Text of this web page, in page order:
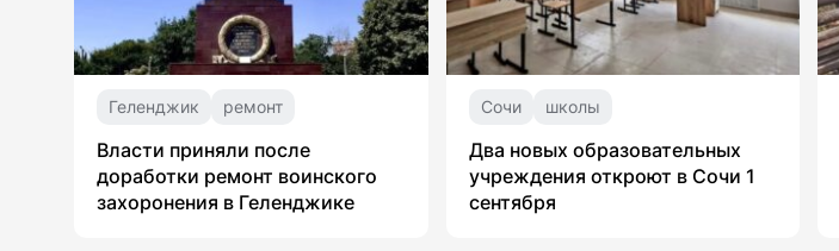
Геленджик ремонт
Власти приняли после
доработки ремонт воинского
захоронения в Геленджике
Сочи школы
Два новых образовательных
учреждения откроют в Сочи 1
сентября